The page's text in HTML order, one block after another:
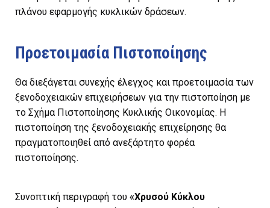
πλάνου εφαρμογής κυκλικών δράσεων.
Προετοιμασία Πιστοποίησης
Θα διεξάγεται συνεχής έλεγχος και προετοιμασία των
ξενοδοχειακών επιχειρήσεων για την πιστοποίηση με
το Σχήμα Πιστοποίησης Κυκλικής Οικονομίας. Η
πιστοποίηση της ξενοδοχειακής επιχείρησης θα
πραγματοποιηθεί από ανεξάρτητο φορέα
πιστοποίησης.
Συνοπτική περιγραφή του «Χρυσού Κύκλου